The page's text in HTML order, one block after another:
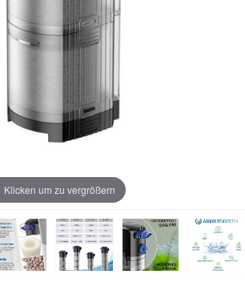
Klicken um zu vergrößern